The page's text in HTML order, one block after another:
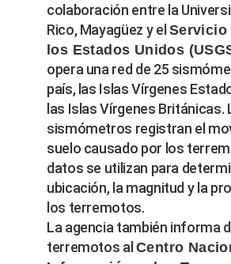
colaboración entre la
Rico, Mayagüez y el Servicio
los Estados Unidos
opera una red de 25
país, las Islas Vírgenes
las Islas Vírgenes Británicas.
sismómetros registran el
suelo causado por los
datos se utilizan para
ubicación, la magnitud y la
los terremotos.
La agencia también informa
terremotos al Centro